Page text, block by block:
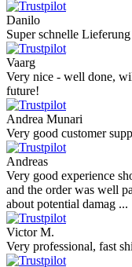
Danilo
Super schnelle
Vaarg
Very nice - well done,
future!
Andrea Munari
Very good customer
Andreas
Very good experience
and the order was well
about potential damag ...
Victor M.
Very professional, fast